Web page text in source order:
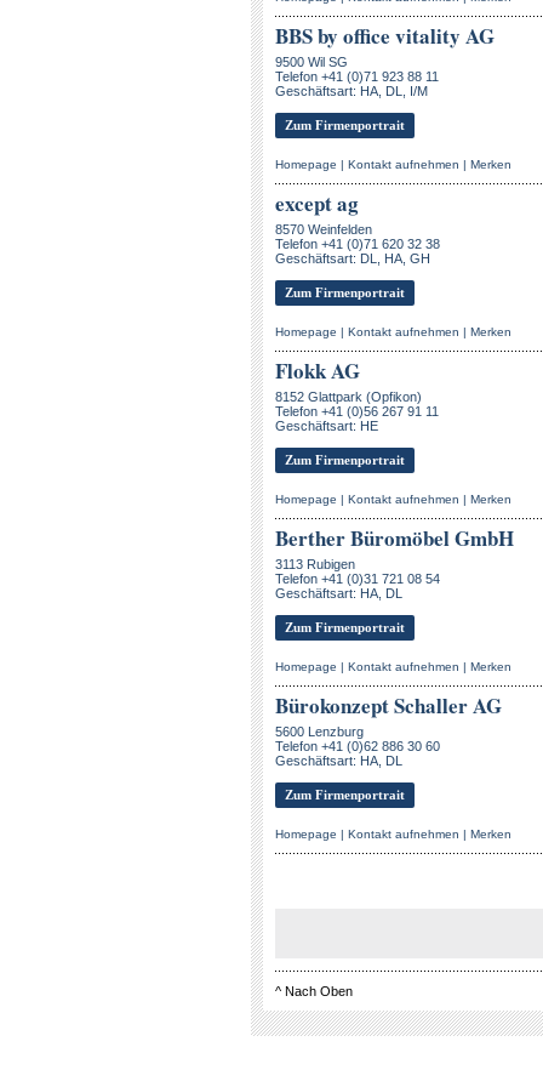
BBS by office vitality AG
9500 Wil SG
Telefon +41 (0)71 923 88 11
Geschäftsart: HA, DL, I/M
Zum Firmenportrait
Homepage | Kontakt aufnehmen | Merken
except ag
8570 Weinfelden
Telefon +41 (0)71 620 32 38
Geschäftsart: DL, HA, GH
Zum Firmenportrait
Homepage | Kontakt aufnehmen | Merken
Flokk AG
8152 Glattpark (Opfikon)
Telefon +41 (0)56 267 91 11
Geschäftsart: HE
Zum Firmenportrait
Homepage | Kontakt aufnehmen | Merken
Berther Büromöbel GmbH
3113 Rubigen
Telefon +41 (0)31 721 08 54
Geschäftsart: HA, DL
Zum Firmenportrait
Homepage | Kontakt aufnehmen | Merken
Bürokonzept Schaller AG
5600 Lenzburg
Telefon +41 (0)62 886 30 60
Geschäftsart: HA, DL
Zum Firmenportrait
Homepage | Kontakt aufnehmen | Merken
^ Nach Oben